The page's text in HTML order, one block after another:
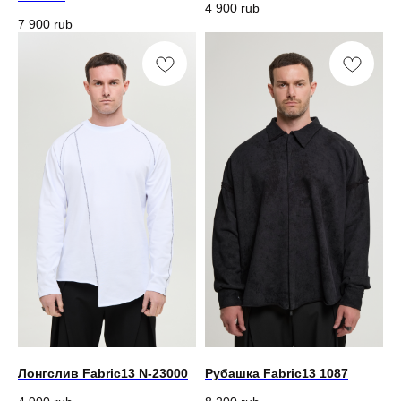
7 900 rub
4 900 rub
Лонгслив Fabric13 N-23000
Рубашка Fabric13 1087